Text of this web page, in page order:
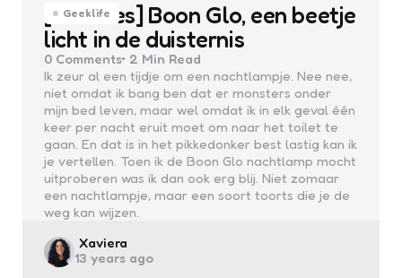
Geeklife
[Goodies] Boon Glo, een beetje
licht in de duisternis
0 Comments 2 Min Read
Ik zeur al een tijdje om een nachtlampje. Nee nee,
niet omdat ik bang ben dat er monsters onder
mijn bed leven, maar wel omdat ik in elk geval één
keer per nacht eruit moet om naar het toilet te
gaan. En dat is in het pikkedonker best lastig kan ik
je vertellen. Toen ik de Boon Glo nachtlamp mocht
uitproberen was ik dan ook erg blij. Niet zomaar
een nachtlampje, maar een soort toorts die je de
weg kan wijzen.
Posted
by
Xaviera
13 years ago